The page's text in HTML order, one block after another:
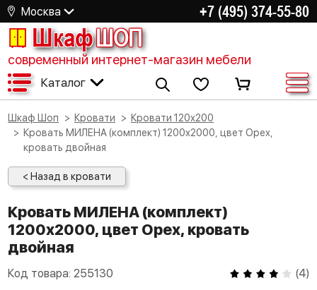
Москва +7 (495) 374-55-80
ШкафШОП
современный интернет-магазин мебели
Каталог
Шкаф Шоп Кровати
Кровати 120х200
Кровать МИЛЕНА (комплект) 1200х2000, цвет Орех,
кровать двойная
< Назад в кровати
Кровать МИЛЕНА (комплект)
1200х2000, цвет Орех, кровать
двойная
Код товара: 255130 (4)